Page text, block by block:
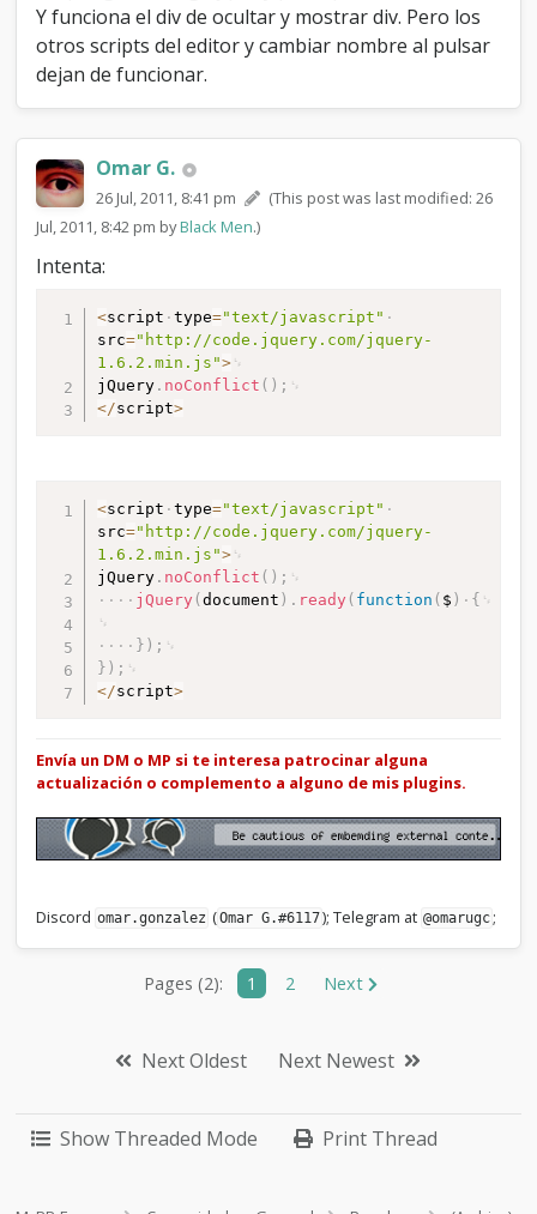
Y funciona el div de ocultar y mostrar div. Pero los
otros scripts del editor y cambiar nombre al pulsar
dejan de funcionar.
Omar G.
26 Jul, 2011, 8:41 pm
(This post was last modified: 26
Jul, 2011, 8:42 pm byBlack Men.)
Intenta:
<script type="text/javascript"
src="http://code.jquery.com/jquery-
1.6.2.min.js">
jQuery. noConflict ( ) ;
</script>
<script type="text/javascript"
src="http://code.jquery.com/jquery-
1.6.2.min.js">
jQuery. noConflict ( ) ;
jQuery ( document ) . ready ( function ( $ ) {
} ) ;
} ) ;
</script>
Envía un DM o MP si te interesa patrocinar alguna
actualización o complemento a alguno de mis plugins.
Discord omar.gonzalez (Omar G.#6117); Telegram at @omarugc ;
Pages (2): 1 2 Next
Next Oldest Next Newest
Show Threaded Mode Print Thread